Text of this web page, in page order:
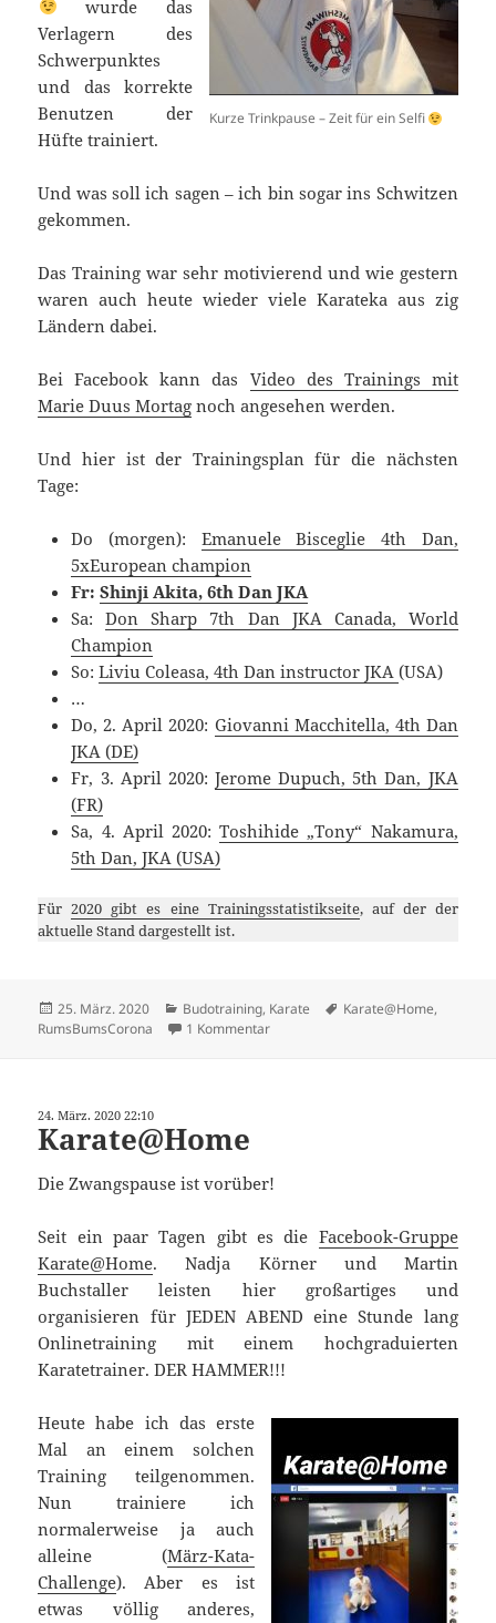
Kurze Trinkpause – Zeit für ein Selfi
wurde das
Verlagern des
Schwerpunktes
und das korrekte
Benutzen der
Hüfte trainiert.
Und was soll ich sagen – ich bin sogar ins Schwitzen
gekommen.
Das Training war sehr motivierend und wie gestern
waren auch heute wieder viele Karateka aus zig
Ländern dabei.
Bei Facebook kann das Video des Trainings mit
Marie Duus Mortag noch angesehen werden.
Und hier ist der Trainingsplan für die nächsten
Tage:
Do (morgen): Emanuele Bisceglie 4th Dan,
5xEuropean champion
Fr:Shinji Akita, 6th Dan JKA
Sa:Don Sharp 7th Dan JKA Canada, World
Champion
So:Liviu Coleasa, 4th Dan instructor JKA(USA)
…
Do, 2. April 2020: Giovanni Macchitella, 4th Dan
JKA (DE)
Fr, 3. April 2020: Jerome Dupuch, 5th Dan, JKA
(FR)
Sa, 4. April 2020:Toshihide „Tony“ Nakamura,
5th Dan, JKA (USA)
Für2020 gibt es eine Trainingsstatistikseite, auf der der
aktuelle Stand dargestellt ist.
Veröffentlicht
am
25. März. 2020 Kategorien
Budotraining, Karate Schlagwörter
Karate@Home,
RumsBumsCorona
1 Kommentarzu eTraining mit Marie Duus Mortag
24. März. 2020 22:10
Karate@Home
Die Zwangspause ist vorüber!
Seit ein paar Tagen gibt es die Facebook-Gruppe
Karate@Home. Nadja Körner und Martin
Buchstaller leisten hier großartiges und
organisieren für JEDEN ABEND eine Stunde lang
Onlinetraining mit einem hochgraduierten
Karatetrainer. DER HAMMER!!!
Heute habe ich das erste
Mal an einem solchen
Training teilgenommen.
Nun trainiere ich
normalerweise ja auch
alleine (März-Kata-
Challenge). Aber es ist
etwas völlig anderes,